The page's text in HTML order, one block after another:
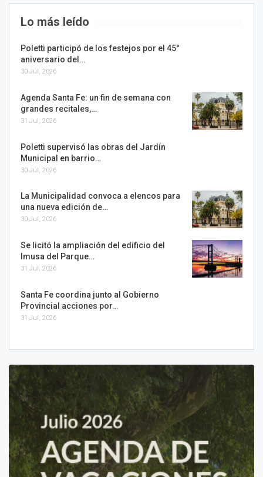
Lo más leído
Poletti participó de los festejos por el 45°
aniversario del…
30 Jul, 2026
Agenda Santa Fe: un fin de semana con
grandes recitales,…
31 Jul, 2026
Poletti supervisó las obras del Jardín
Municipal en barrio…
30 Jul, 2026
La Municipalidad convoca a elencos para
una nueva edición de…
30 Jul, 2026
Se licitó la ampliación del edificio del
Imusa del Parque…
31 Jul, 2026
Santa Fe coordina junto al Gobierno
Provincial acciones por…
31 Jul, 2026